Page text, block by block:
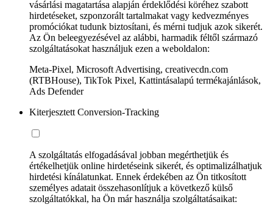
vásárlási magatartása alapján érdeklődési köréhez szabott
hirdetéseket, szponzorált tartalmakat vagy kedvezményes
promóciókat tudunk biztosítani, és mérni tudjuk azok sikerét.
Az Ön beleegyezésével az alábbi, harmadik féltől származó
szolgáltatásokat használjuk ezen a weboldalon:
Meta-Pixel, Microsoft Advertising, creativecdn.com
(RTBHouse), TikTok Pixel, Kattintásalapú termékajánlások,
Ads Defender
Kiterjesztett Conversion-Tracking
A szolgáltatás elfogadásával jobban megérthetjük és
értékelhetjük online hirdetéseink sikerét, és optimalizálhatjuk
hirdetési kínálatunkat. Ennek érdekében az Ön titkosított
személyes adatait összehasonlítjuk a következő külső
szolgáltatókkal, ha Ön már használja szolgáltatásaikat: